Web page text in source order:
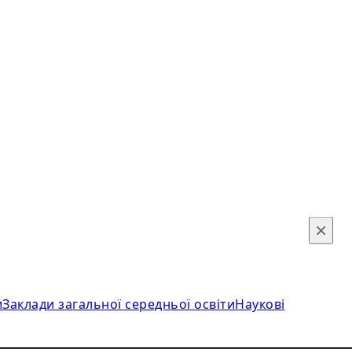
Заклади загальної середньої освітиНаукові
×